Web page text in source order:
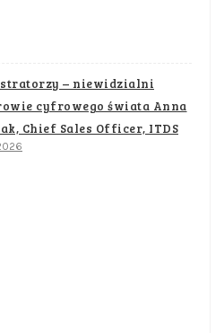
– niewidzialni
cyfrowego świata Anna
Chief Sales Officer, ITDS